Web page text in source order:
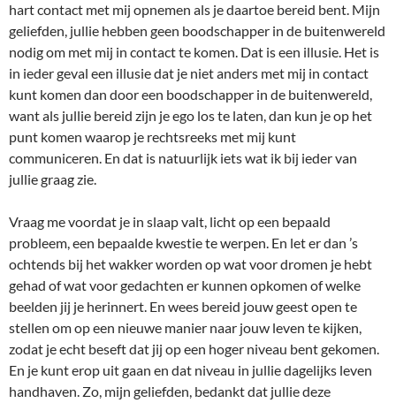
hart contact met mij opnemen als je daartoe bereid bent. Mijn
geliefden, jullie hebben geen boodschapper in de buitenwereld
nodig om met mij in contact te komen. Dat is een illusie. Het is
in ieder geval een illusie dat je niet anders met mij in contact
kunt komen dan door een boodschapper in de buitenwereld,
want als jullie bereid zijn je ego los te laten, dan kun je op het
punt komen waarop je rechtsreeks met mij kunt
communiceren. En dat is natuurlijk iets wat ik bij ieder van
jullie graag zie.
Vraag me voordat je in slaap valt, licht op een bepaald
probleem, een bepaalde kwestie te werpen. En let er dan ’s
ochtends bij het wakker worden op wat voor dromen je hebt
gehad of wat voor gedachten er kunnen opkomen of welke
beelden jij je herinnert. En wees bereid jouw geest open te
stellen om op een nieuwe manier naar jouw leven te kijken,
zodat je echt beseft dat jij op een hoger niveau bent gekomen.
En je kunt erop uit gaan en dat niveau in jullie dagelijks leven
handhaven. Zo, mijn geliefden, bedankt dat jullie deze